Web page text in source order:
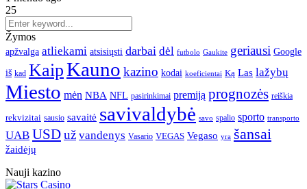
25
Žymos
apžvalga atliekami atsisiųsti darbai dėl futbolo Gaukite geriausi Google
iš kad KaipKauno kazino kodai koeficientai Ką Las lažybų
Miesto mėn NBA NFL pasirinkimai premiją prognozės reiškia
rekvizitai sausio savaitė savivaldybė savo spalio sporto transporto
UAB USDuž vandenys Vasario VEGAS Vegaso yra šansai
žaidėjų
Nauji kazino